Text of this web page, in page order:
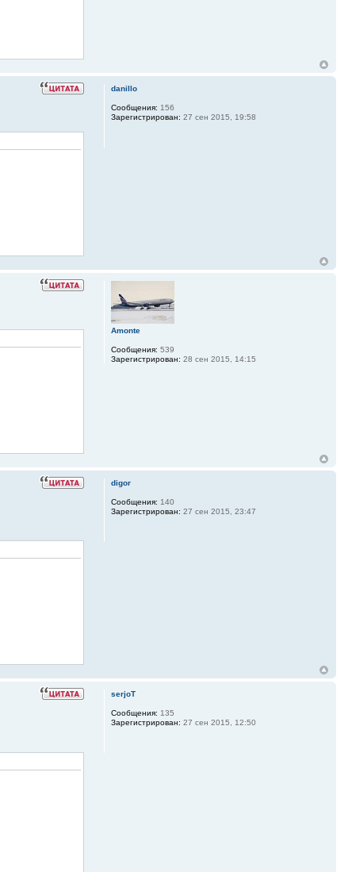
danillo
Сообщения: 156
Зарегистрирован: 27 сен 2015, 19:58
Amonte
Сообщения: 539
Зарегистрирован: 28 сен 2015, 14:15
digor
Сообщения: 140
Зарегистрирован: 27 сен 2015, 23:47
serjoT
Сообщения: 135
Зарегистрирован: 27 сен 2015, 12:50